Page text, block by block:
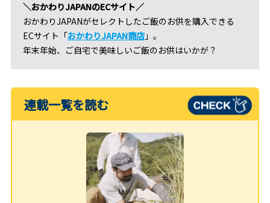
＼おかわりJAPANのECサイト／
おかわりJAPANがセレクトしたご飯のお供を購入できる
ECサイト「おかわりJAPAN商店」。
年末年始、ご自宅で美味しいご飯のお供はいかが？
連載一覧を読む